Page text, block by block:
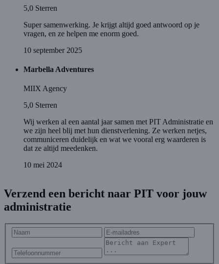
5,0 Sterren
Super samenwerking. Je krijgt altijd goed antwoord op je
vragen, en ze helpen me enorm goed.
10 september 2025
Marbella Adventures
MIIX Agency
5,0 Sterren
Wij werken al een aantal jaar samen met PIT Administratie en
we zijn heel blij met hun dienstverlening. Ze werken netjes,
communiceren duidelijk en wat we vooral erg waarderen is
dat ze altijd meedenken.
10 mei 2024
Verzend een bericht naar PIT voor jouw
administratie